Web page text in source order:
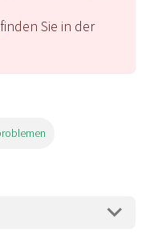
finden Sie in der